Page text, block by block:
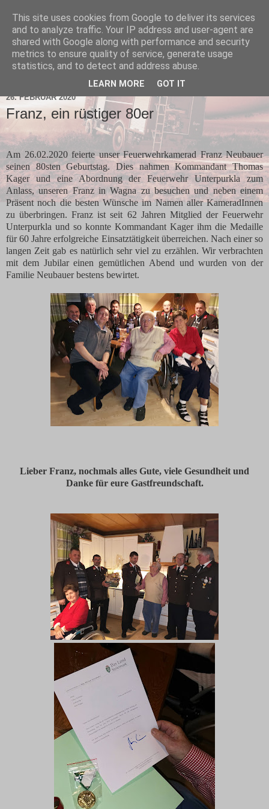
26. FEBRUAR 2020
Franz, ein rüstiger 80er
Am 26.02.2020 feierte unser Feuerwehrkamerad Franz Neubauer
seinen 80sten Geburtstag. Dies nahmen Kommandant Thomas
Kager und eine Abordnung der Feuerwehr Unterpurkla zum
Anlass, unseren Franz in Wagna zu besuchen und neben einem
Präsent noch die besten Wünsche im Namen aller KameradInnen
zu überbringen. Franz ist seit 62 Jahren Mitglied der Feuerwehr
Unterpurkla und so konnte Kommandant Kager ihm die Medaille
für 60 Jahre erfolgreiche Einsatztätigkeit überreichen. Nach einer so
langen Zeit gab es natürlich sehr viel zu erzählen. Wir verbrachten
mit dem Jubilar einen gemütlichen Abend und wurden von der
Familie Neubauer bestens bewirtet.
Lieber Franz, nochmals alles Gute, viele Gesundheit und
Danke für eure Gastfreundschaft.
This site uses cookies from Google to deliver its services
and to analyze traffic. Your IP address and user-agent are
shared with Google along with performance and security
metrics to ensure quality of service, generate usage
statistics, and to detect and address abuse.
LEARN MORE GOT IT